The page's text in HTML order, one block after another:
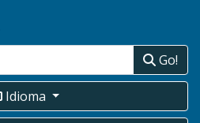
Go!
Idioma